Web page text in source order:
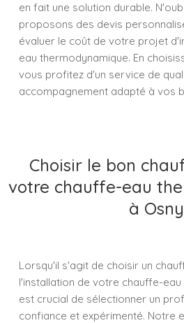
en fait une solution durable.
proposons des devis
évaluer le coût de votre projet
eau thermodynamique. En
vous profitez d'un service de
accompagnement adapté à vos
Choisir le bon
votre chauffe-eau
à Osny
Lorsqu'il s'agit de choisir un
l'installation de votre chauffe-eau
est crucial de sélectionner un
confiance et expérimenté. Notre